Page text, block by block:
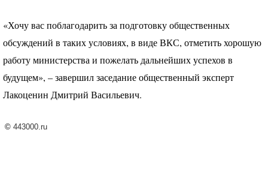
«Хочу вас поблагодарить за подготовку общественных
обсуждений в таких условиях, в видеВКС, отметить хорошую
работу министерства и пожелать дальнейших успехов в
будущем», – завершил заседание общественный эксперт
Лакоценин Дмитрий Васильевич.
© 443000.ru